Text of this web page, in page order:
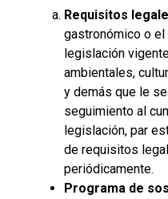
Requisitos
gastronómico o
legislación
ambientales,
y demás que le
seguimiento al
legislación, par
de requisitos
periódicamente.
Programa de